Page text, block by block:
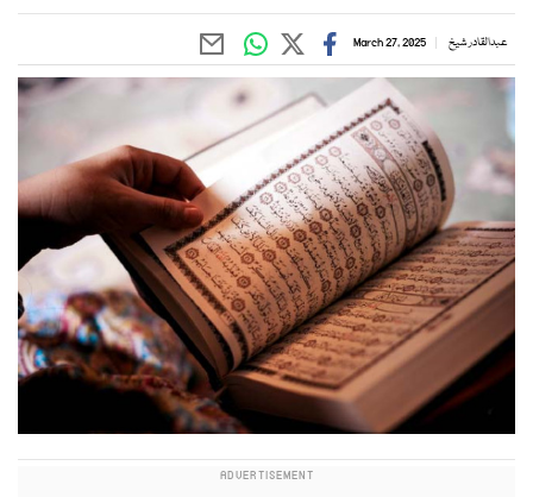
عبدالقادر شیخ March 27, 2025